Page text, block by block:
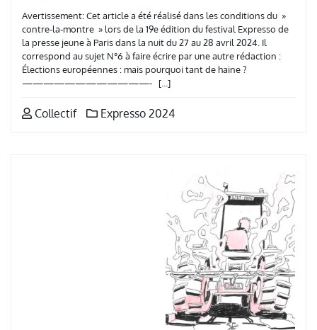
Avertissement: Cet article a été réalisé dans les conditions du »
contre-la-montre » lors de la 19e édition du festival Expresso de
la presse jeune à Paris dans la nuit du 27 au 28 avril 2024. Il
correspond au sujet N°6 à faire écrire par une autre rédaction :
Élections européennes : mais pourquoi tant de haine ?
————————————- […]
Collectif Expresso 2024